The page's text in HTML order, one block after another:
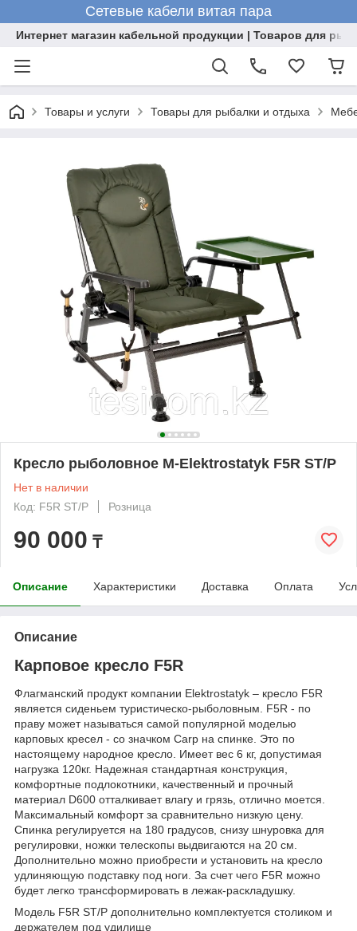
Сетевые кабели витая пара
Интернет магазин кабельной продукции | Товаров для
Товары и услуги Товары для рыбалки и отдыха
Кресло рыболовное M-Elektrostatyk F5R ST/P
Нет в наличии
Код: F5R ST/P
Розница
90 000 ₸
Описание Характеристики Доставка Оплата
Описание
Карповое кресло F5R
Флагманский продукт компании Elektrostatyk – кресло F5R
является сиденьем туристическо-рыболовным. F5R - по
праву может называться самой популярной моделью
карповых кресел - со значком Carp на спинке. Это по
настоящему народное кресло. Имеет вес 6 кг, допустимая
нагрузка 120кг. Надежная стандартная конструкция,
комфортные подлокотники, качественный и прочный
материал D600 отталкивает влагу и грязь, отлично моется.
Максимальный комфорт за сравнительно низкую цену.
Спинка регулируется на 180 градусов, снизу шнуровка для
регулировки, ножки телескопы выдвигаются на 20 см.
Дополнительно можно приобрести и установить на кресло
удлиняющую подставку под ноги. За счет чего F5R можно
будет легко транcформировать в лежак-раскладушку.
Модель F5R ST/P дополнительно комплектуется столиком и
держателем под удилище